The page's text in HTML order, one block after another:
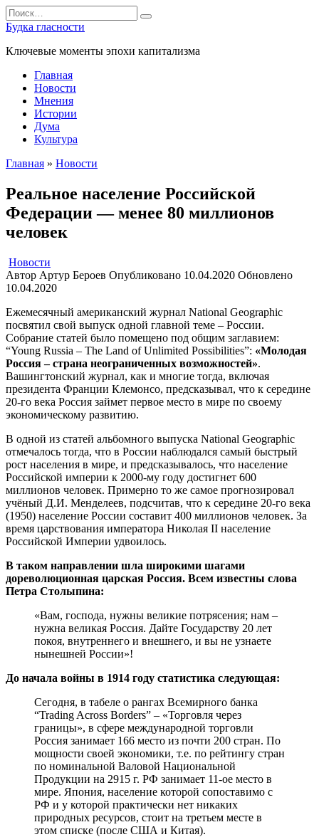
Перейти
к
содержанию
Search
for:
Будка гласности
Ключевые моменты эпохи капитализма
Главная
Новости
Мнения
Истории
Дума
Культура
Главная » Новости
Реальное население Российской
Федерации — менее 80 миллионов
человек
Новости
Автор Артур Бероев Опубликовано 10.04.2020 Обновлено
10.04.2020
Ежемесячный американский журнал National Geographic
посвятил свой выпуск одной главной теме – России.
Собрание статей было помещено под общим заглавием:
“Young Russia – The Land of Unlimited Possibilities”: «Молодая
Россия – страна неограниченных возможностей».
Вашингтонский журнал, как и многие тогда, включая
президента Франции Клемонсо, предсказывал, что к середине
20-го века Россия займет первое место в мире по своему
экономическому развитию.
В одной из статей альбомного выпуска National Geographic
отмечалось тогда, что в России наблюдался самый быстрый
рост населения в мире, и предсказывалось, что население
Российской империи к 2000-му году достигнет 600
миллионов человек. Примерно то же самое прогнозировал
учёный Д.И. Менделеев, подсчитав, что к середине 20-го века
(1950) население России составит 400 миллионов человек. За
время царствования императора Николая II население
Российской Империи удвоилось.
В таком направлении шла широкими шагами
дореволюционная царская Россия. Всем известны слова
Петра Столыпина:
«Вам, господа, нужны великие потрясения; нам –
нужна великая Россия. Дайте Государству 20 лет
покоя, внутреннего и внешнего, и вы не узнаете
нынешней Poccии»!
До начала войны в 1914 году статистика следующая:
Сегодня, в табеле о рангах Всемирного банка
“Trading Across Borders” – «Торговля через
границы», в сфере международной торговли
Россия занимает 166 место из почти 200 стран. По
мощности своей экономики, т.е. по рейтингу стран
по номинальной Валовой Национальной
Продукции на 2915 г. РФ занимает 11-ое место в
мире. Япония, население которой сопоставимо с
РФ и у которой практически нет никаких
природных ресурсов, стоит на третьем месте в
этом списке (после США и Китая).